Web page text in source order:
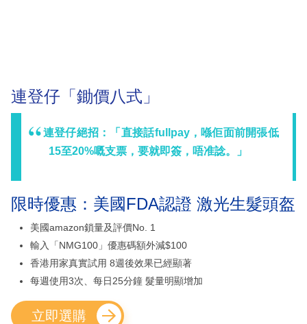
連登仔「鋤價八式」
連登仔絕招：「直接話fullpay，喺佢面前開張低
15至20%嘅支票，要就即簽，唔准諗。」
限時優惠：美國FDA認證 激光生髮頭盔
美國amazon鎖量及評價No. 1
輸入「NMG100」優惠碼額外減$100
香港用家真實試用 8週後效果已經顯著
每週使用3次、每日25分鐘 髮量明顯增加
立即選購